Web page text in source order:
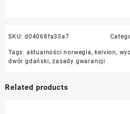
SKU: d04068fa33a7
Tags: aktualności norwegia, kelvion,
dwór gdański,zasady gwarancji
Related products